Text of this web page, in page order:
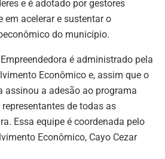
e é adotado por gestores
em acelerar e sustentar o
do município.
é administrado pela
Econômico e, assim que o
assinou a adesão ao programa
de todas as
Essa equipe é coordenada pelo
Econômico, Cayo Cezar